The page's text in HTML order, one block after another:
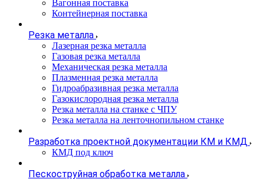
Вагонная поставка
Контейнерная поставка
Резка металла
Лазерная резка металла
Газовая резка металла
Механическая резка металла
Плазменная резка металла
Гидроабразивная резка металла
Газокислородная резка металла
Резка металла на станке с ЧПУ
Резка металла на ленточнопильном станке
Разработка проектной документации КМ и КМД
КМД под ключ
Пескоструйная обработка металла